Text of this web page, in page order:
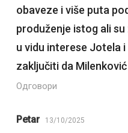
obaveze i više puta
produženje istog ali
u vidu interese Jotela
zaključiti da
Одговори
Petar 13/10/2025